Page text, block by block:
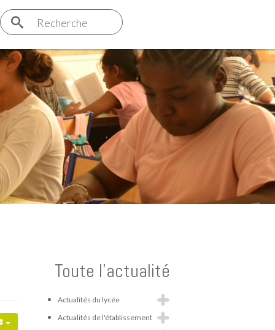
Recherche
Toute l'actualité
Actualités du lycée
Actualités de l'établissement